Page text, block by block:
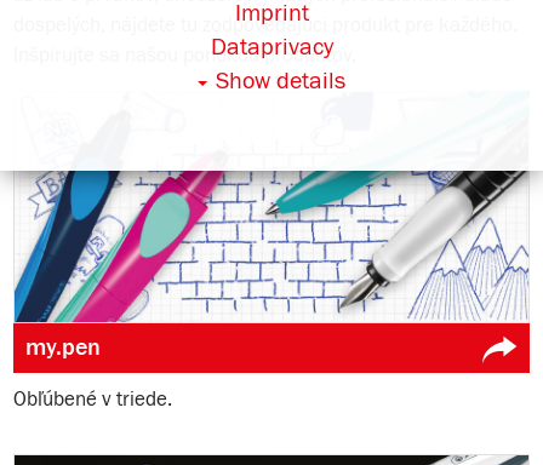
dospelých, nájdete tu zodpovedajúci produkt pre každého.
Inšpirujte sa našou ponukou produktov.
my.pen
Obľúbené v triede.
Show details
Dataprivacy
Imprint